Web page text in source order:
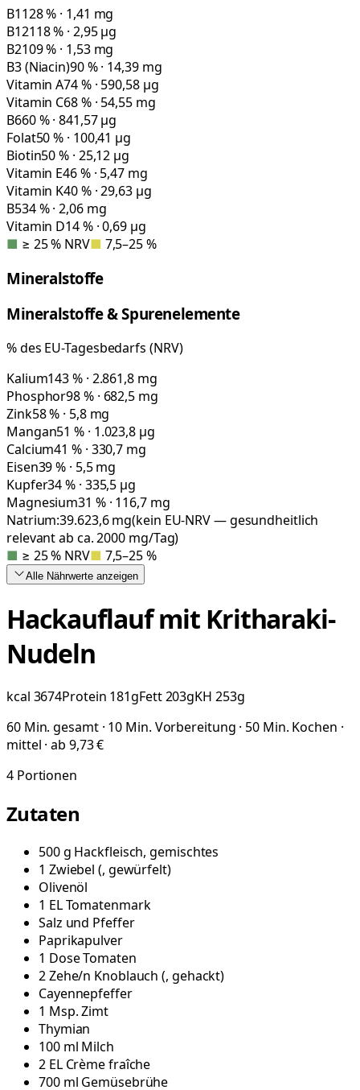
B1128 % · 1,41 mg
B12118 % · 2,95 µg
B2109 % · 1,53 mg
B3 (Niacin)90 % · 14,39 mg
Vitamin A74 % · 590,58 µg
Vitamin C68 % · 54,55 mg
B660 % · 841,57 µg
Folat50 % · 100,41 µg
Biotin50 % · 25,12 µg
Vitamin E46 % · 5,47 mg
Vitamin K40 % · 29,63 µg
B534 % · 2,06 mg
Vitamin D14 % · 0,69 µg
■ ≥ 25 % NRV■ 7,5–25 %
Mineralstoffe
Mineralstoffe & Spurenelemente
% des EU-Tagesbedarfs (NRV)
Kalium143 % · 2.861,8 mg
Phosphor98 % · 682,5 mg
Zink58 % · 5,8 mg
Mangan51 % · 1.023,8 µg
Calcium41 % · 330,7 mg
Eisen39 % · 5,5 mg
Kupfer34 % · 335,5 µg
Magnesium31 % · 116,7 mg
Natrium:39.623,6mg(kein EU-NRV — gesundheitlich
relevant ab ca. 2000 mg/Tag)
■ ≥ 25 % NRV■ 7,5–25 %
Alle Nährwerte anzeigen
Hackauflauf mit Kritharaki-
Nudeln
kcal 3674Protein 181gFett203gKH 253g
60 Min. gesamt · 10 Min. Vorbereitung · 50 Min. Kochen ·
mittel · ab 9,73 €
4 Portionen
Zutaten
500g Hackfleisch, gemischtes
1 Zwiebel (, gewürfelt)
Olivenöl
1 ELTomatenmark
Salz und Pfeffer
Paprikapulver
1 DoseTomaten
2Zehe/n Knoblauch (, gehackt)
Cayennepfeffer
1 Msp.Zimt
Thymian
100 ml Milch
2 EL Crème fraîche
700 ml Gemüsebrühe